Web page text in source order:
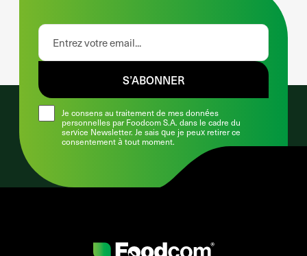
Je consens au traitement de mes données
personnelles par Foodcom S.A. dans le cadre du
service Newsletter. Je sais que je peux retirer ce
consentement à tout moment.
S’ABONNER